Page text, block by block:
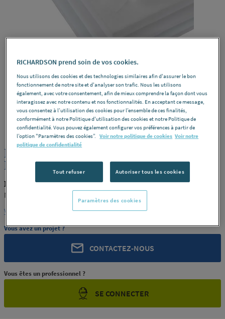
MACEPLAST REF : 290TT
PLAQUE PTFE VIERGE 25X1200X1200
MACEPLAST [MACEPLAST 107]
MACEPLAST MACEPLAST 107
MACEPLAST [MACEPLAST 107]
Voir la description complète
Vous avez un projet ?
CONTACTEZ-NOUS
Vous êtes un professionnel ?
SE CONNECTER
RICHARDSON prend soin de vos cookies.
Nous utilisons des cookies et des technologies similaires afin d'assurer le bon
fonctionnement de notre site et d'analyser son trafic. Nous les utilisons
également, avec votre consentement, afin de mieux comprendre la façon dont vous
interagissez avec notre contenu et nos fonctionnalités. En acceptant ce message,
vous consentez à l’utilisation des cookies pour l’ensemble de ces finalités,
conformément à notre Politique d'utilisation des cookies et notre Politique de
confidentialité. Vous pouvez également configurer vos préférences à partir de
l’option "Paramètres des cookies”. Voir notre politique de cookies Voir notre
politique de confidentialité
Tout refuser Autoriser tous les cookies
Paramètres des cookies